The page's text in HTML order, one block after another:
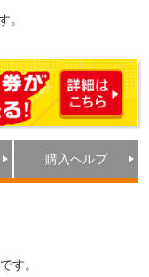
。
購入ヘルプ
す。